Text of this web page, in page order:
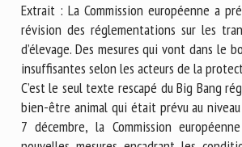
Extrait : La Commission européenne a
révision des réglementations sur les
d’élevage. Des mesures qui vont dans le
insuffisantes selon les acteurs de la
C’est le seul texte rescapé du Big Bang
bien-être animal qui était prévu au
7 décembre, la Commission
Organisme *
E-mail *